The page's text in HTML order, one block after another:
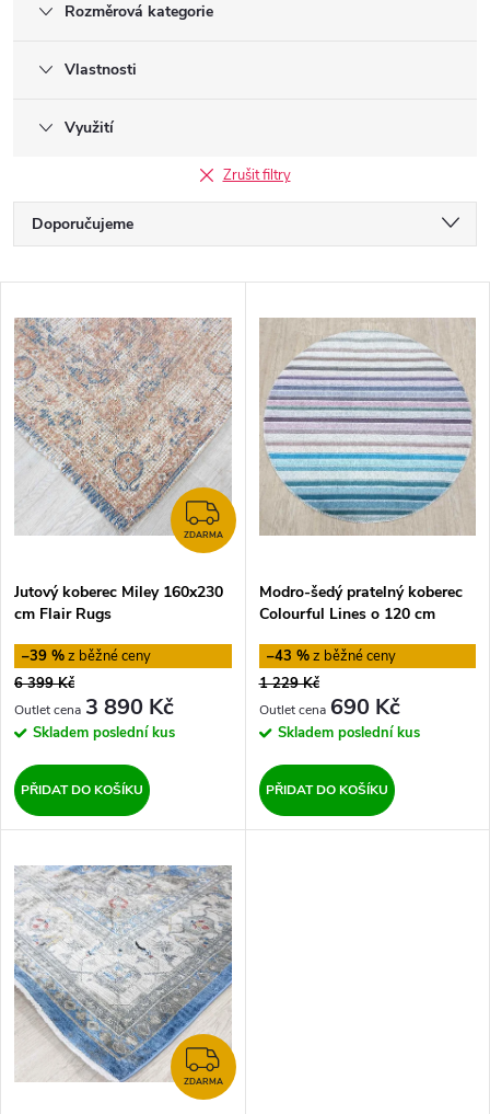
Rozměrová kategorie
Vlastnosti
Využití
Zrušit filtry
Ř
a
z
e
n
í
r
o
d
u
k
t
ů
Doporučujeme
Nejprodávanější
Abecedně
V
ý
p
i
s
p
r
o
d
u
k
t
ů
ZDARMA
ZDARMA
Jutový koberec Miley 160x230
cm Flair Rugs
–39 %
6 399 Kč
3 890 Kč
Skladem poslední kus
PŘIDAT DO KOŠÍKU
Modro-šedý pratelný koberec
Colourful Lines o 120 cm
–43 %
1 229 Kč
690 Kč
Skladem poslední kus
PŘIDAT DO KOŠÍKU
ZDARMA
ZDARMA